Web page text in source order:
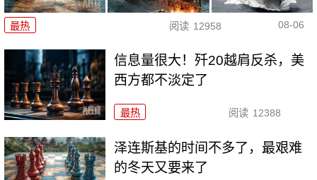
最热 阅读 12958 08-06
信息量很大！歼20越肩反杀，美
西方都不淡定了
最热 阅读 12388
泽连斯基的时间不多了，最艰难
的冬天又要来了